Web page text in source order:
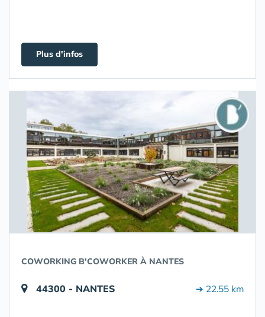
Plus d'infos
COWORKING B'COWORKER À NANTES
44300 - NANTES ➔ 22.55 km